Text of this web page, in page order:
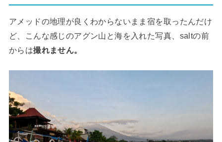
アメッドの地理が良くわからないまま宿を取ったんだけ
ど、こんな感じのアグン山と海を入れた写真、saltの前
からは撮れません。